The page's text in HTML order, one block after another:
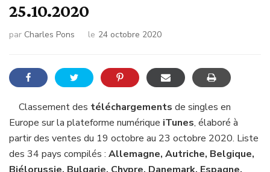
25.10.2020
par Charles Pons le 24 octobre 2020
Classement des téléchargements de singles en
Europe sur la plateforme numérique iTunes, élaboré à
partir des ventes du 19 octobre au 23 octobre 2020. Liste
des 34 pays compilés : Allemagne, Autriche, Belgique,